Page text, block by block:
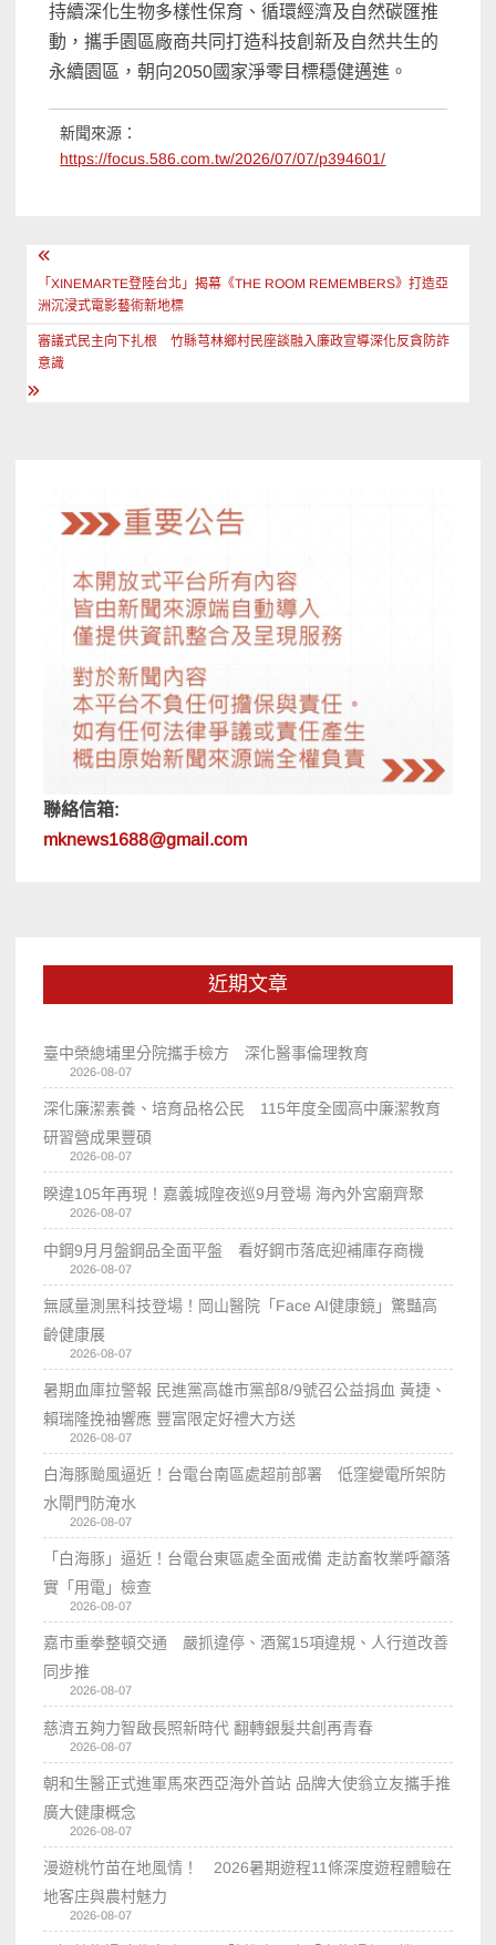
持續深化生物多樣性保育、循環經濟及自然碳匯推
動，攜手園區廠商共同打造科技創新及自然共生的
永續園區，朝向2050國家淨零目標穩健邁進。
新聞來源：
https://focus.586.com.tw/2026/07/07/p394601/
文
章
導
覽
「XINEMARTE登陸台北」揭幕《THE ROOM REMEMBERS》打造亞
洲沉浸式電影藝術新地標
審議式民主向下扎根 竹縣芎林鄉村民座談融入廉政宣導深化反貪防詐
意識
聯絡信箱:
mknews1688@gmail.com
近期文章
臺中榮總埔里分院攜手檢方 深化醫事倫理教育
2026-08-07
深化廉潔素養、培育品格公民 115年度全國高中廉潔教育
研習營成果豐碩
2026-08-07
睽違105年再現！嘉義城隍夜巡9月登場 海內外宮廟齊聚
2026-08-07
中鋼9月月盤鋼品全面平盤 看好鋼市落底迎補庫存商機
2026-08-07
無感量測黑科技登場！岡山醫院「Face AI健康鏡」驚豔高
齡健康展
2026-08-07
暑期血庫拉警報 民進黨高雄市黨部8/9號召公益捐血 黃捷、
賴瑞隆挽袖響應 豐富限定好禮大方送
2026-08-07
白海豚颱風逼近！台電台南區處超前部署 低窪變電所架防
水閘門防淹水
2026-08-07
「白海豚」逼近！台電台東區處全面戒備 走訪畜牧業呼籲落
實「用電」檢查
2026-08-07
嘉市重拳整頓交通 嚴抓違停、酒駕15項違規、人行道改善
同步推
2026-08-07
慈濟五夠力智啟長照新時代 翻轉銀髮共創再青春
2026-08-07
朝和生醫正式進軍馬來西亞海外首站 品牌大使翁立友攜手推
廣大健康概念
2026-08-07
漫遊桃竹苗在地風情！ 2026暑期遊程11條深度遊程體驗在
地客庄與農村魅力
2026-08-07